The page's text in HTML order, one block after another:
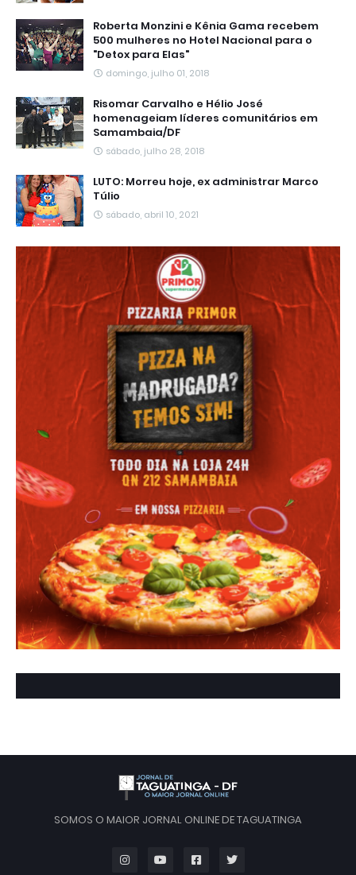
Roberta Monzini e Kênia Gama recebem
500 mulheres no Hotel Nacional para o
"Detox para Elas"
domingo, julho 01, 2018
Risomar Carvalho e Hélio José
homenageiam líderes comunitários em
Samambaia/DF
sábado, julho 28, 2018
LUTO: Morreu hoje, ex administrar Marco
Túlio
sábado, abril 10, 2021
SOMOS O MAIOR JORNAL ONLINE DE TAGUATINGA